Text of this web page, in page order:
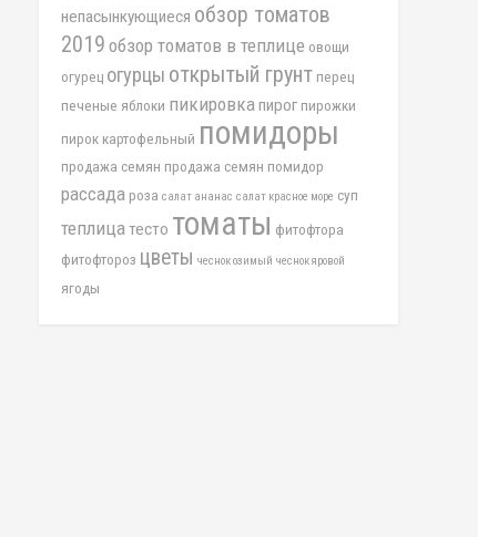
непасынкующиеся обзор томатов
2019 обзор томатов в теплице овощи
огурец огурцы открытый грунт перец
печеные яблоки пикировкапирог пирожки
пирок картофельный помидоры
продажа семян продажа семян помидор
рассада роза салат ананас салат красное море суп
теплицатесто томаты фитофтора
фитофтороз цветы чеснок озимый чеснок яровой
ягоды